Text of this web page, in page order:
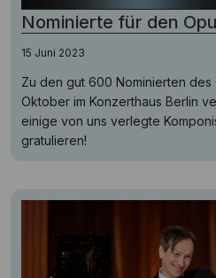
Nominierte für den
15 Juni 2023
Zu den gut 600 Nominierten des
Oktober im Konzerthaus Berlin
einige von uns verlegte
gratulieren!